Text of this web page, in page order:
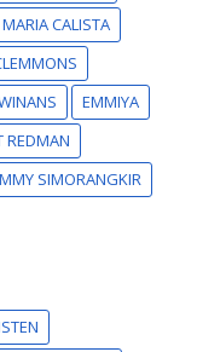
MARIA CALISTA
EMMIYA
REDMAN
SIMORANGKIR